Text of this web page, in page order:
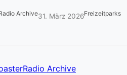
Archive31. März 2026Freizeitparks
Archive